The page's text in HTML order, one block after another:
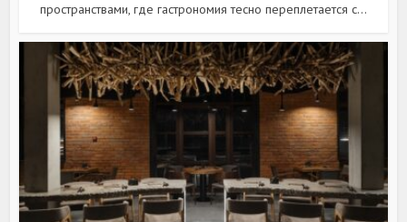
пространствами, где гастрономия тесно переплетается с...